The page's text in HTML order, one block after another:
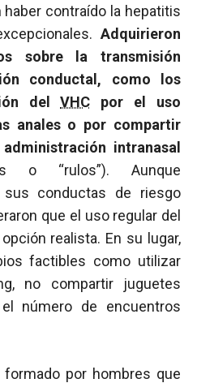
contraído la hepatitis
Adquirieron
sobre la transmisión
conductal, como los
delVHC por el uso
anales o por compartir
intranasal
o “rulos”). Aunque
sus conductas de riesgo
que el uso regular del
realista. En su lugar,
factibles como utilizar
no compartir juguetes
número de encuentros
por hombres que